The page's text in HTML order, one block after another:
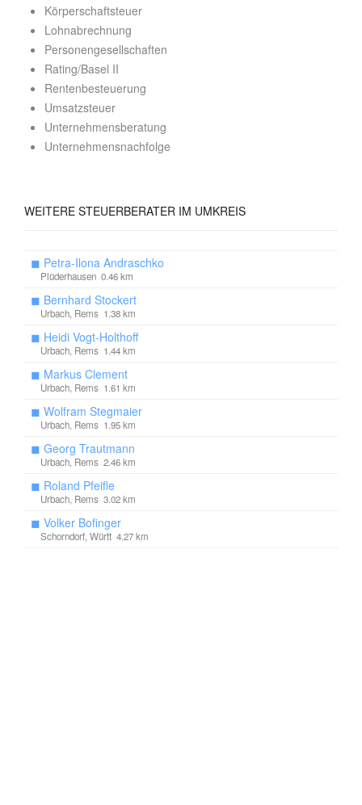
Körperschaftsteuer
Lohnabrechnung
Personengesellschaften
Rating/Basel II
Rentenbesteuerung
Umsatzsteuer
Unternehmensberatung
Unternehmensnachfolge
WEITERE STEUERBERATER IM UMKREIS
◼ Petra-Ilona Andraschko
Plüderhausen 0.46 km
◼ Bernhard Stockert
Urbach, Rems 1.38 km
◼ Heidi Vogt-Holthoff
Urbach, Rems 1.44 km
◼ Markus Clement
Urbach, Rems 1.61 km
◼ Wolfram Stegmaier
Urbach, Rems 1.95 km
◼ Georg Trautmann
Urbach, Rems 2.46 km
◼ Roland Pfeifle
Urbach, Rems 3.02 km
◼ Volker Bofinger
Schorndorf, Württ 4.27 km